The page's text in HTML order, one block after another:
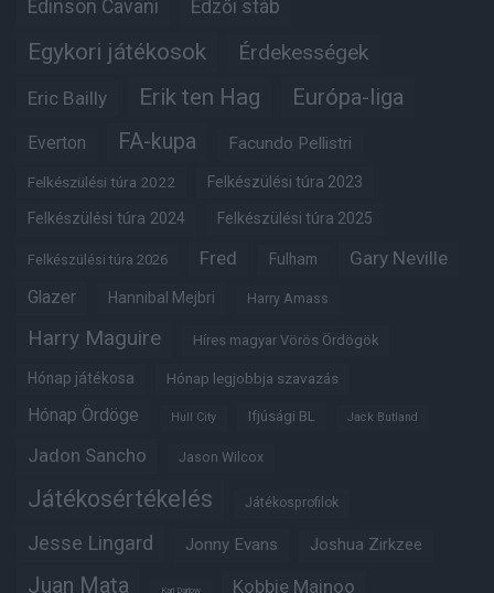
Edinson Cavani Edzői stáb
Egykori játékosok Érdekességek
Eric Bailly Erik ten Hag Európa-liga
Everton FA-kupa Facundo Pellistri
Felkészülési túra 2022 Felkészülési túra 2023
Felkészülési túra 2024 Felkészülési túra 2025
Felkészülési túra 2026 Fred Fulham Gary Neville
Glazer Hannibal Mejbri Harry Amass
Harry Maguire Híres magyar Vörös Ördögök
Hónap játékosa Hónap legjobbja szavazás
Hónap Ördöge Hull City Ifjúsági BL Jack Butland
Jadon Sancho Jason Wilcox
Játékosértékelés Játékosprofilok
Jesse Lingard Jonny Evans Joshua Zirkzee
Juan Mata Karl Darlow Kobbie Mainoo